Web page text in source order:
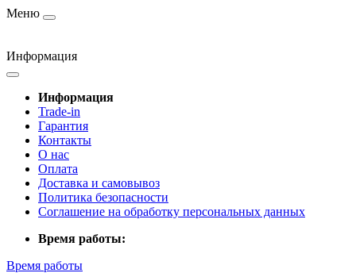
Меню
Информация
Информация
Trade-in
Гарантия
Контакты
О нас
Оплата
Доставка и самовывоз
Политика безопасности
Соглашение на обработку персональных данных
Время работы:
Время работы